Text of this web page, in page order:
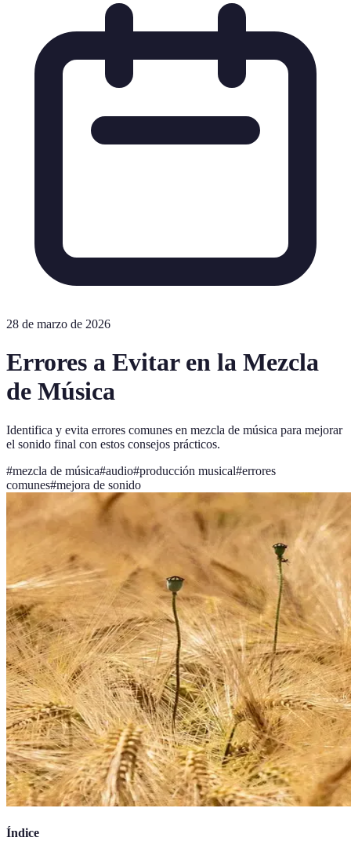
28 de marzo de 2026
Errores a Evitar en la Mezcla
de Música
Identifica y evita errores comunes en mezcla de música para mejorar
el sonido final con estos consejos prácticos.
#mezcla de música#audio#producción musical#errores
comunes#mejora de sonido
Índice